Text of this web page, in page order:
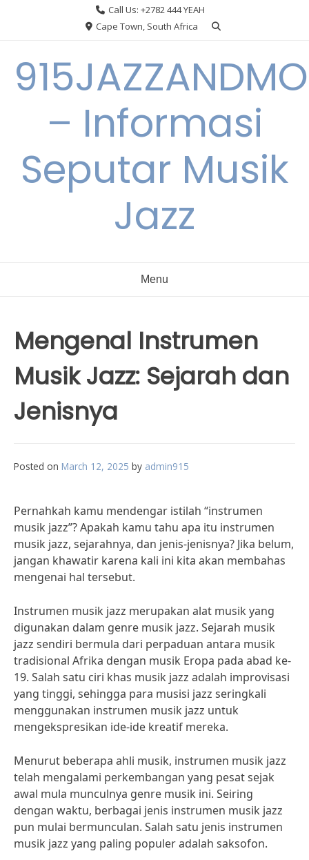
Call Us: +2782 444 YEAH
Cape Town, South Africa
– Informasi
Seputar Musik
Jazz
Menu
Mengenal Instrumen
Musik Jazz: Sejarah dan
Jenisnya
Posted on March 12, 2025 by admin915
Pernahkah kamu mendengar istilah “instrumen
musik jazz”? Apakah kamu tahu apa itu instrumen
musik jazz, sejarahnya, dan jenis-jenisnya? Jika belum,
jangan khawatir karena kali ini kita akan membahas
mengenai hal tersebut.
Instrumen musik jazz merupakan alat musik yang
digunakan dalam genre musik jazz. Sejarah musik
jazz sendiri bermula dari perpaduan antara musik
tradisional Afrika dengan musik Eropa pada abad ke-
19. Salah satu ciri khas musik jazz adalah improvisasi
yang tinggi, sehingga para musisi jazz seringkali
menggunakan instrumen musik jazz untuk
mengekspresikan ide-ide kreatif mereka.
Menurut beberapa ahli musik, instrumen musik jazz
telah mengalami perkembangan yang pesat sejak
awal mula munculnya genre musik ini. Seiring
dengan waktu, berbagai jenis instrumen musik jazz
pun mulai bermunculan. Salah satu jenis instrumen
musik jazz yang paling populer adalah saksofon.